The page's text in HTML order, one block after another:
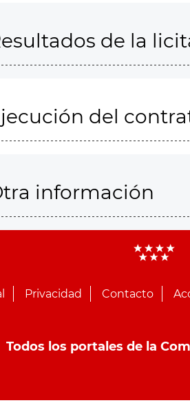
de la
del
información
Privacidad Contacto
Todos los portales de la